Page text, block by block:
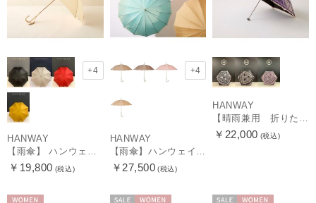
+4
HANWAY
【雨傘】 ハンウェイ （HANWAY） Couturier クチュリエ 長傘 日本製
￥19,800 (税込)
+4
HANWAY
【雨傘】ハンウェイ （HANWAY ）真田耳（サナダミミ）長傘 日本製 カーボン骨
￥27,500 (税込)
HANWAY
￥22,000 (税込)